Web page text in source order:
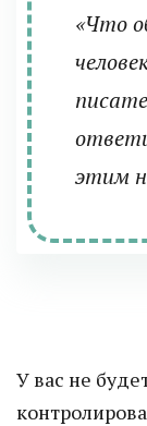
«Что
этим
У вас не